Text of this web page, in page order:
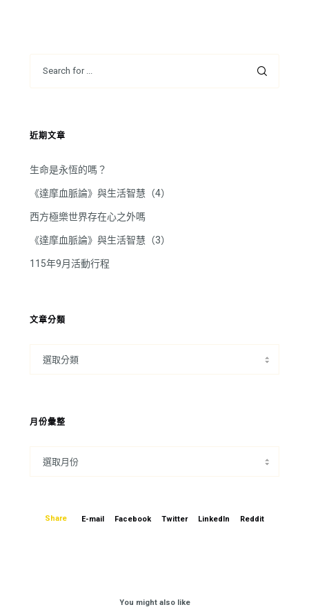
近期文章
生命是永恆的嗎？
《達摩血脈論》與生活智慧（4）
西方極樂世界存在心之外嗎
《達摩血脈論》與生活智慧（3）
115年9月活動行程
文章分類
月份彙整
Share E-mail Facebook Twitter LinkedIn Reddit
You might also like